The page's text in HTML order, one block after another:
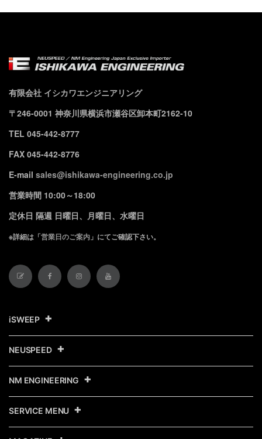
有限会社 イシカワエンジニアリング
〒246-0001 神奈川県横浜市瀬谷区卸本町2162-10
TEL 045-442-8777
FAX 045-442-8776
E-mail sales@ishikawa-engineering.co.jp
営業時間 10:00～18:00
定休日 隔週 日曜日、月曜日、水曜日
※詳細は「営業日のご案内 」にてご確認下さい。
iSWEEP
NEUSPEED
NM ENGINEERING
SERVICE MENU